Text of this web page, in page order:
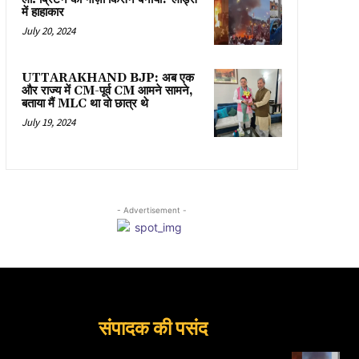
में हाहाकार
July 20, 2024
UTTARAKHAND BJP: अब एक
और राज्य में CM-पूर्व CM आमने सामने,
बताया मैं MLC था वो छात्र थे
July 19, 2024
- Advertisement -
संपादक की पसंद